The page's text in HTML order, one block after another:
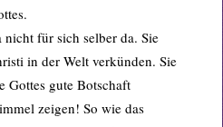
für sich selber da. Sie
in der Welt verkünden. Sie
Gottes gute Botschaft
zeigen! So wie das